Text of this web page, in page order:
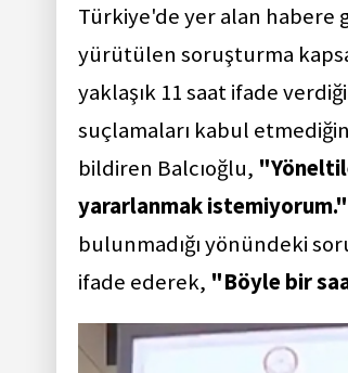
Türkiye'de yer alan habere
yürütülen soruşturma
yaklaşık 11 saat ifade
suçlamaları kabul
bildiren Balcıoğlu,
yararlanmak istemiyorum."
bulunmadığı yönündeki
ifade ederek, "Böyle bir